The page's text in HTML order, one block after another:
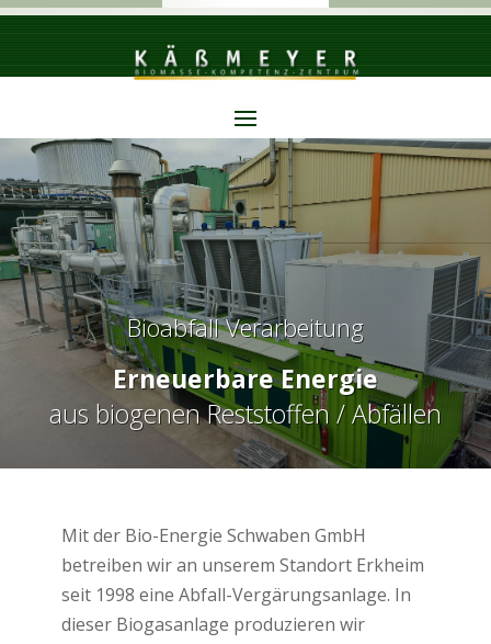
Bioabfall Verarbeitung
Erneuerbare Energie
aus biogenen Reststoffen / Abfällen
Mit der Bio-Energie Schwaben GmbH
betreiben wir an unserem Standort Erkheim
seit 1998 eine Abfall-Vergärungsanlage. In
dieser Biogasanlage produzieren wir